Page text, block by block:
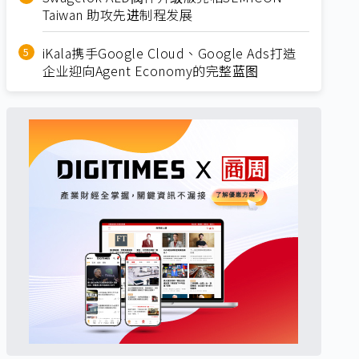
Taiwan 助攻先进制程发展
iKala携手Google Cloud、Google Ads打造
企业迎向Agent Economy的完整蓝图